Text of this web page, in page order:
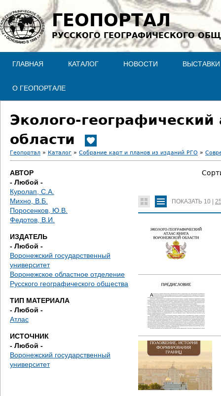
Jump to navigation
ГЕОПОРТАЛ
РУССКОГО ГЕОГРАФИЧЕСКОГО
ГЛАВНАЯ КАТАЛОГ НОВОСТИ ВЫСТАВКИ
О ГЕОПОРТАЛЕ
Эколого-
области
В
ы
з
д
е
с
ь
Геопортал » Каталог » Собрание карт и планов из изданий РГО »
АВТОР
- Любой -
Куролап, С.А.
Михно, В.Б.
Поросенков, Ю.В.
Федотов, В.И.
ИЗДАТЕЛЬ
- Любой -
Воронежский государственный
университет
Воронежское областное отделение
Русского географического общества
ТИП МАТЕРИАЛА
- Любой -
Атлас
ИСТОЧНИК
- Любой -
Воронежский государственный
университет
ПОКАЗАТЬ 10